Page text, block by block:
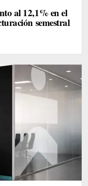
al 12,1% en el
semestral